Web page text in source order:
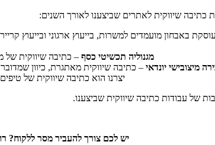
כתיבה שיווקית לאתרים שביצענו לאורך השנים:
באבחון מועמדים למשרות, בייעוץ ארגוני ובייעוץ
מגנוליה תכשיטי כסף – כתיבה שיווקית של
מיצובישי יונדאי – כתיבה שיווקית מאתגרת, כיוון
יצרנו הוא כתיבה שיווקית של
של עבודות כתיבה שיווקית שביצענו.
יש לכם צורך להעביר מסר ללקוח?